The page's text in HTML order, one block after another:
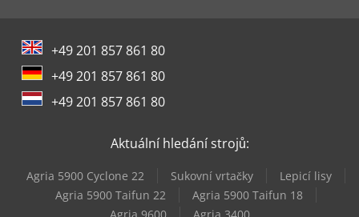
Fmb Turbo 8-80
Fpt Industrie Stinger 180
Heesemann Lsm 8
Heesemann Mfa
+49 201 857 861 80
+49 201 857 861 80
+49 201 857 861 80
Aktuální hledání strojů:
Agria 5900 Cyclone 22 Sukovní vrtačky
Lepicí lisy
Agria 5900 Taifun 22
Agria 5900 Taifun 18